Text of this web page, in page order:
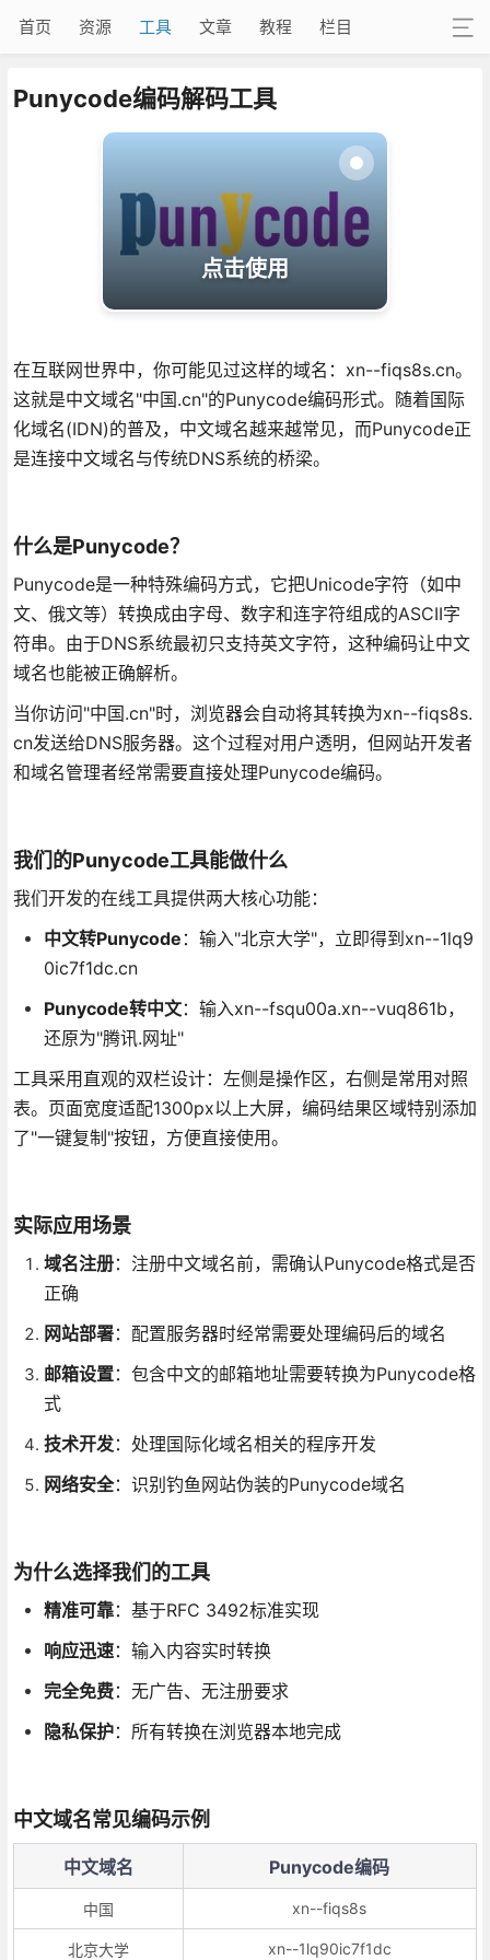
首页 资源 工具 文章 教程 栏目
Punycode编码解码工具
点击使用
在互联网世界中，你可能见过这样的域名：xn--fiqs8s.cn。
这就是中文域名"中国.cn"的Punycode编码形式。随着国际
化域名(IDN)的普及，中文域名越来越常见，而Punycode正
是连接中文域名与传统DNS系统的桥梁。
什么是Punycode？
Punycode是一种特殊编码方式，它把Unicode字符（如中
文、俄文等）转换成由字母、数字和连字符组成的ASCII字
符串。由于DNS系统最初只支持英文字符，这种编码让中文
域名也能被正确解析。
当你访问"中国.cn"时，浏览器会自动将其转换为xn--fiqs8s.
cn发送给DNS服务器。这个过程对用户透明，但网站开发者
和域名管理者经常需要直接处理Punycode编码。
我们的Punycode工具能做什么
我们开发的在线工具提供两大核心功能：
中文转Punycode ：输入"北京大学"，立即得到xn--1lq9
0ic7f1dc.cn
Punycode转中文：输入xn--fsqu00a.xn--vuq861b，
还原为"腾讯.网址"
工具采用直观的双栏设计：左侧是操作区，右侧是常用对照
表。页面宽度适配1300px以上大屏，编码结果区域特别添加
了"一键复制"按钮，方便直接使用。
实际应用场景
域名注册：注册中文域名前，需确认Punycode格式是否
正确
网站部署：配置服务器时经常需要处理编码后的域名
邮箱设置：包含中文的邮箱地址需要转换为Punycode格
式
技术开发：处理国际化域名相关的程序开发
网络安全：识别钓鱼网站伪装的Punycode域名
为什么选择我们的工具
精准可靠：基于RFC 3492标准实现
响应迅速：输入内容实时转换
完全免费：无广告、无注册要求
隐私保护：所有转换在浏览器本地完成
中文域名常见编码示例
中文域名 Punycode编码
中国 xn--fiqs8s
北京大学 xn--1lq90ic7f1dc